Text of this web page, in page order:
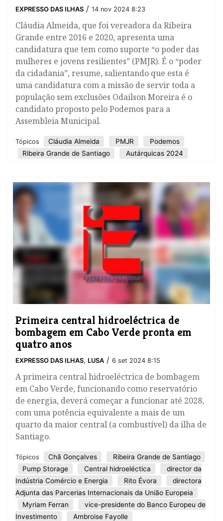
EXPRESSO DAS ILHAS / 14 nov 2024 8:23
Cláudia Almeida, que foi vereadora da Ribeira
Grande entre 2016 e 2020, apresenta uma
candidatura que tem como suporte “o poder das
mulheres e jovens resilientes” (PMJR). É o “poder
da cidadania”, resume, salientando que esta é
uma candidatura com a missão de servir toda a
população sem exclusões Odailson Moreira é o
candidato proposto pelo Podemos para a
Assembleia Municipal.
Tópicos Cláudia Almeida PMJR
Podemos
Ribeira Grande de Santiago
Autárquicas 2024
Primeira central hidroeléctrica de
bombagem em Cabo Verde pronta em
quatro anos
EXPRESSO DAS ILHAS, LUSA / 6 set 2024 8:15
A primeira central hidroeléctrica de bombagem
em Cabo Verde, funcionando como reservatório
de energia, deverá começar a funcionar até 2028,
com uma potência equivalente a mais de um
quarto da maior central (a combustível) da ilha de
Santiago.
Tópicos Chã Gonçalves
Ribeira Grande de Santiago
Pump Storage
Central hidroeléctica
director da
Indústria Comércio e Energia
Rito Évora
directora
Adjunta das Parcerias Internacionais da União Europeia
Myriam Ferran
vice-presidente do Banco Europeu de
Investimento
Ambroise Fayolle